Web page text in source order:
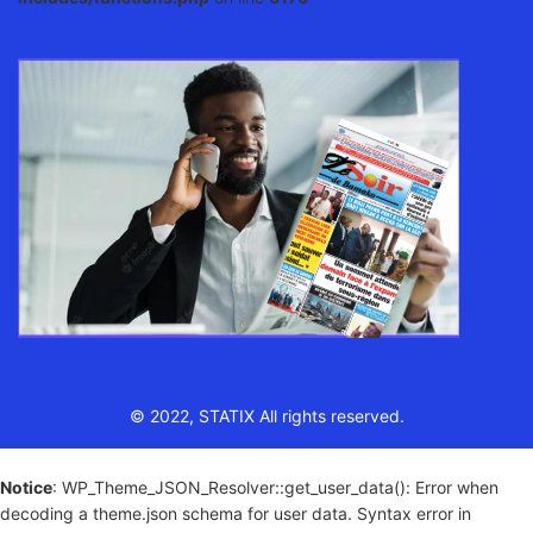
© 2022, STATIX All rights reserved.
Notice: WP_Theme_JSON_Resolver::get_user_data(): Error when
decoding a theme.json schema for user data. Syntax error in